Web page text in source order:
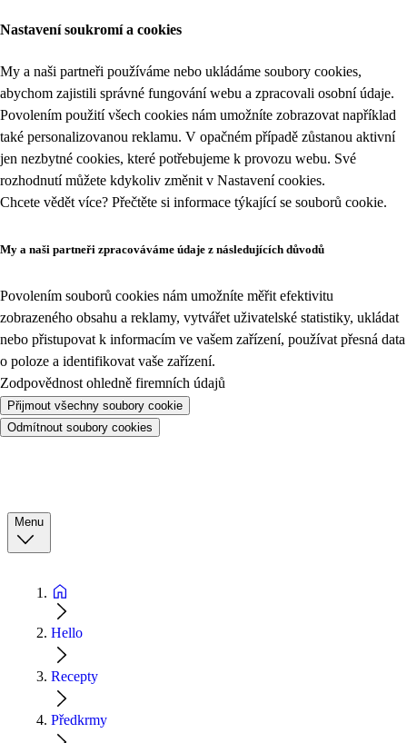
Nastavení soukromí a cookies
My a naši partneři používáme nebo ukládáme soubory cookies,
abychom zajistili správné fungování webu a zpracovali osobní údaje.
Povolením použití všech cookies nám umožníte zobrazovat například
také personalizovanou reklamu. V opačném případě zůstanou aktivní
jen nezbytné cookies, které potřebujeme k provozu webu. Své
rozhodnutí můžete kdykoliv změnit v Nastavení cookies.
Chcete vědět více? Přečtěte si informace týkající se souborů cookie.
My a naši partneři zpracováváme údaje z následujících důvodů
Povolením souborů cookies nám umožníte měřit efektivitu
zobrazeného obsahu a reklamy, vytvářet uživatelské statistiky, ukládat
nebo přistupovat k informacím ve vašem zařízení, používat přesná data
o poloze a identifikovat vaše zařízení.
Zodpovědnost ohledně firemních údajů
Přijmout všechny soubory cookie
Odmítnout soubory cookies
Menu
Hello
Recepty
Předkrmy